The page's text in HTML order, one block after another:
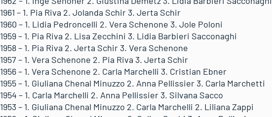
1961 – 1. Pia Riva 2. Jolanda Schir 3. Jerta Schir
1960 – 1. Lidia Pedroncelli 2. Vera Schenone 3. Jole Poloni
1959 – 1. Pia Riva 2. Lisa Zecchini 3. Lidia Barbieri Sacconaghi
1958 – 1. Pia Riva 2. Jerta Schir 3. Vera Schenone
1957 – 1. Vera Schenone 2. Pia Riva 3. Jerta Schir
1956 – 1. Vera Schenone 2. Carla Marchelli 3. Cristian Ebner
1955 – 1. Giuliana Chenal Minuzzo 2. Anna Pellissier 3. Carla Marchetti
1954 – 1. Carla Marchelli 2. Anna Pellissier 3. Silvana Sacco
1953 – 1. Giuliana Chenal Minuzzo 2. Carla Marchelli 2. Liliana Zappi